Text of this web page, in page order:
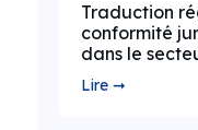
Traduction
conformité
dans le
Lire ➞